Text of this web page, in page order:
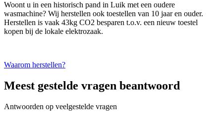
Woont u in een historisch pand in Luik met een oudere
wasmachine? Wij herstellen ook toestellen van 10 jaar en ouder.
Herstellen is vaak 43kg CO2 besparen t.o.v. een nieuw toestel
kopen bij de lokale elektrozaak.
Waarom herstellen?
Meest gestelde vragen beantwoord
Antwoorden op veelgestelde vragen